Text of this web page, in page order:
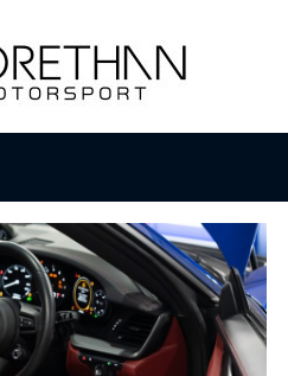
o
r
e
t